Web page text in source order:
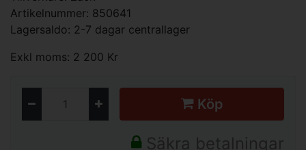
Artikelnummer: 850641
Lagersaldo: 2-7 dagar centrallager
Exkl moms: 2 200 Kr
Köp
Säkra betalningar